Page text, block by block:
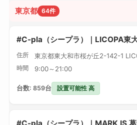
東京都 64件
#C-pla（シープラ）｜LICOPA東
住所 東京都東大和市桜が丘2-142-1
時間 9:00～21:00
台数: 859台 設置可能性 高